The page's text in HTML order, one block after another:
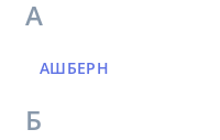
А
АШБЕРН
Б